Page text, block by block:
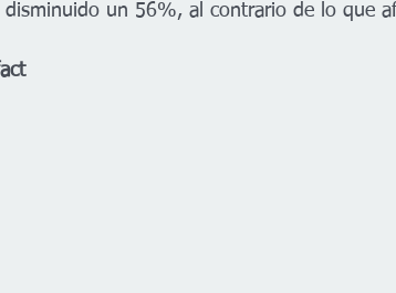
un 56%, al contrario de lo que